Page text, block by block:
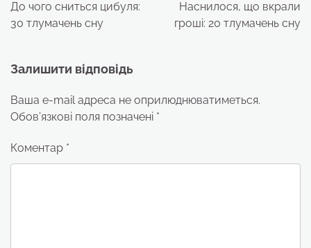
До чого сниться цибуля:
30 тлумачень сну
Наснилося, що вкрали
гроші: 20 тлумачень сну
Залишити відповідь
Ваша e-mail адреса не оприлюднюватиметься.
Обов’язкові поля позначені *
Коментар *